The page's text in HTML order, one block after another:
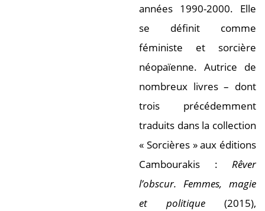
années 1990-2000. Elle
se définit comme
féministe et sorcière
néopaïenne. Autrice de
nombreux livres – dont
trois précédemment
traduits dans la collection
« Sorcières » aux éditions
Cambourakis : Rêver
l’obscur. Femmes, magie
et politique (2015),